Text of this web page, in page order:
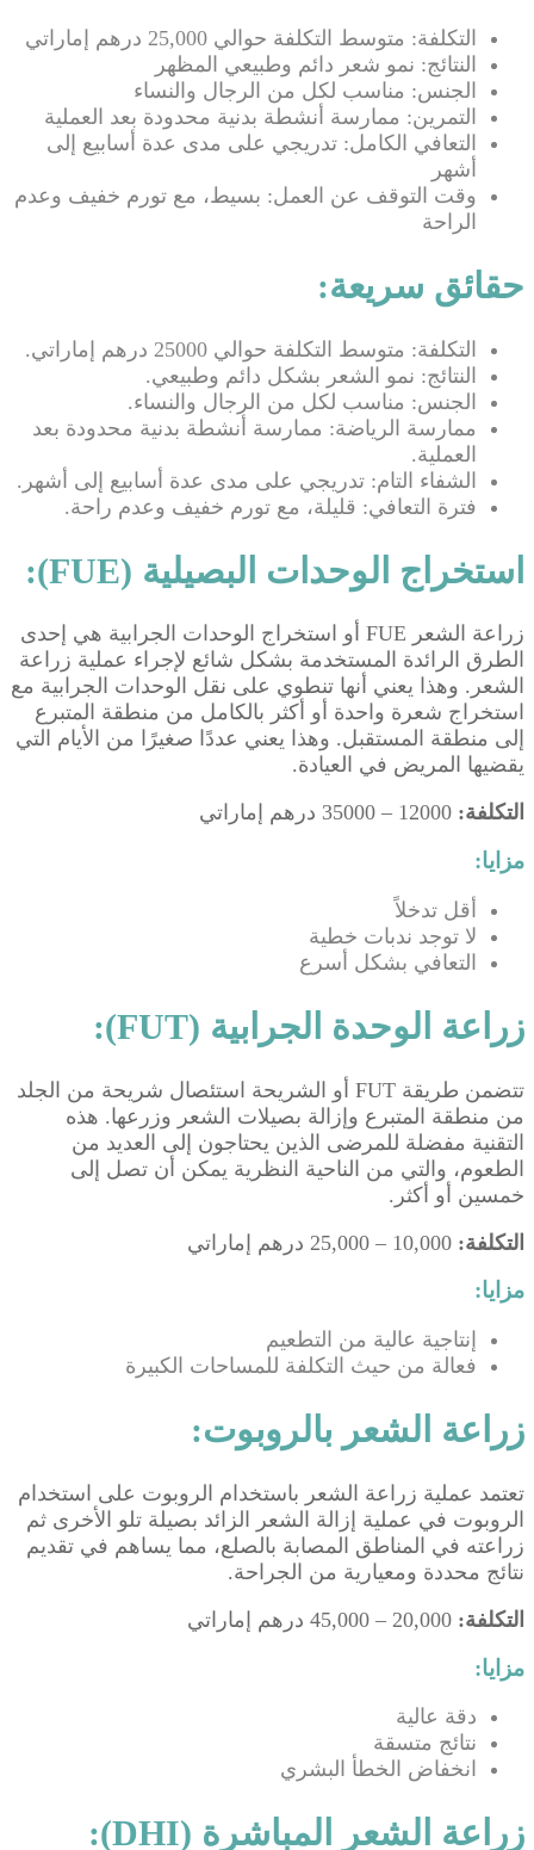
التكلفة: متوسط ​​التكلفة حوالي 25,000 درهم إماراتي
النتائج: نمو شعر دائم وطبيعي المظهر
الجنس: مناسب لكل من الرجال والنساء
التمرين: ممارسة أنشطة بدنية محدودة بعد العملية
التعافي الكامل: تدريجي على مدى عدة أسابيع إلى
أشهر
وقت التوقف عن العمل: بسيط، مع تورم خفيف وعدم
الراحة
حقائق سريعة:
التكلفة: متوسط ​​التكلفة حوالي 25000 درهم إماراتي.
النتائج: نمو الشعر بشكل دائم وطبيعي.
الجنس: مناسب لكل من الرجال والنساء.
ممارسة الرياضة: ممارسة أنشطة بدنية محدودة بعد
العملية.
الشفاء التام: تدريجي على مدى عدة أسابيع إلى أشهر.
فترة التعافي: قليلة، مع تورم خفيف وعدم راحة.
استخراج الوحدات البصيلية (FUE):
زراعة الشعر FUE أو استخراج الوحدات الجرابية هي إحدى
الطرق الرائدة المستخدمة بشكل شائع لإجراء عملية زراعة
الشعر. وهذا يعني أنها تنطوي على نقل الوحدات الجرابية مع
استخراج شعرة واحدة أو أكثر بالكامل من منطقة المتبرع
إلى منطقة المستقبل. وهذا يعني عددًا صغيرًا من الأيام التي
يقضيها المريض في العيادة.
التكلفة: 12000 – 35000 درهم إماراتي
مزايا:
أقل تدخلاً
لا توجد ندبات خطية
التعافي بشكل أسرع
زراعة الوحدة الجرابية (FUT):
تتضمن طريقة FUT أو الشريحة استئصال شريحة من الجلد
من منطقة المتبرع وإزالة بصيلات الشعر وزرعها. هذه
التقنية مفضلة للمرضى الذين يحتاجون إلى العديد من
الطعوم، والتي من الناحية النظرية يمكن أن تصل إلى
خمسين أو أكثر.
التكلفة: 10,000 – 25,000 درهم إماراتي
مزايا:
إنتاجية عالية من التطعيم
فعالة من حيث التكلفة للمساحات الكبيرة
زراعة الشعر بالروبوت:
تعتمد عملية زراعة الشعر باستخدام الروبوت على استخدام
الروبوت في عملية إزالة الشعر الزائد بصيلة تلو الأخرى ثم
زراعته في المناطق المصابة بالصلع، مما يساهم في تقديم
نتائج محددة ومعيارية من الجراحة.
التكلفة: 20,000 – 45,000 درهم إماراتي
مزايا:
دقة عالية
نتائج متسقة
انخفاض الخطأ البشري
زراعة الشعر المباشرة (DHI):